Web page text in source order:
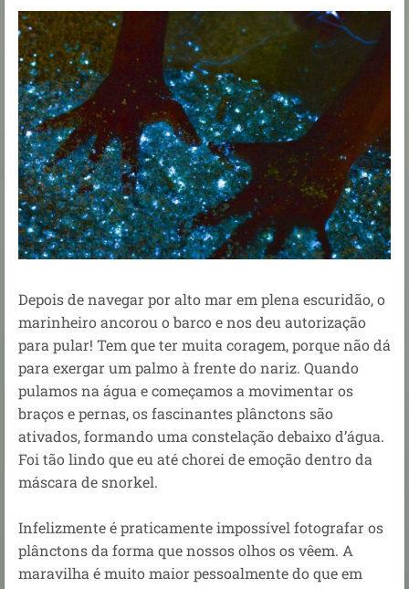
Depois de navegar por alto mar em plena escuridão, o
marinheiro ancorou o barco e nos deu autorização
para pular! Tem que ter muita coragem, porque não dá
para exergar um palmo à frente do nariz. Quando
pulamos na água e começamos a movimentar os
braços e pernas, os fascinantes plânctons são
ativados, formando uma constelação debaixo d’água.
Foi tão lindo que eu até chorei de emoção dentro da
máscara de snorkel.
Infelizmente é praticamente impossível fotografar os
plânctons da forma que nossos olhos os vêem. A
maravilha é muito maior pessoalmente do que em